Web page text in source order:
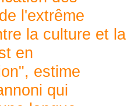
l'extrême
la culture et la
en
estime
qui